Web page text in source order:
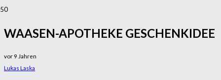
WAASEN-APOTHEKE GESCHENKIDEE
vor 9 Jahren
Lukas Laska